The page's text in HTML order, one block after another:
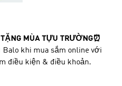
MÙA TỰU TRƯỜNG⏰
Balo khi mua sắm online với
điều kiện & điều khoản.